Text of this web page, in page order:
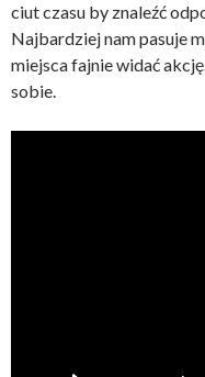
ciut czasu by znaleźć
Najbardziej nam pasuje
miejsca fajnie widać
sobie.